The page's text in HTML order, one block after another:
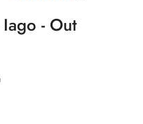
- Out